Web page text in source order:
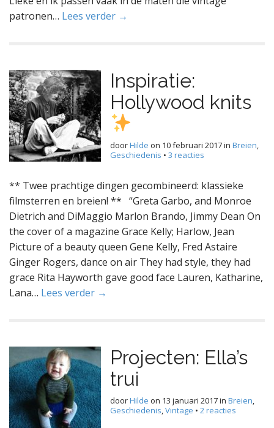
patronen… Lees verder →
Inspiratie:
Hollywood knits
doorHilde on 10 februari 2017in Breien,
Geschiedenis • 3 reacties
** Twee prachtige dingen gecombineerd: klassieke
filmsterren en breien! ** “Greta Garbo, and Monroe
Dietrich and DiMaggio Marlon Brando, Jimmy Dean On
the cover of a magazine Grace Kelly; Harlow, Jean
Picture of a beauty queen Gene Kelly, Fred Astaire
Ginger Rogers, dance on air They had style, they had
grace Rita Hayworth gave good face Lauren, Katharine,
Lana… Lees verder →
Projecten: Ella’s
trui
doorHilde on 13 januari 2017in Breien,
Geschiedenis,Vintage • 2 reacties